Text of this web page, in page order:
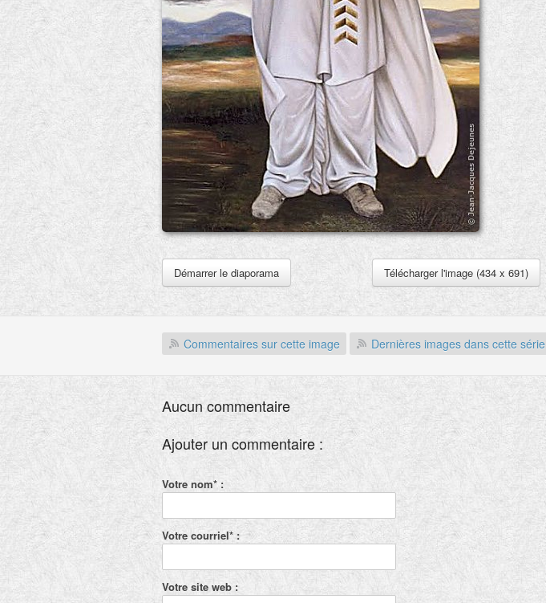
Télécharger l'image (434 x 691)
Démarrer le diaporama
Commentaires sur cette image Dernières images dans cette série
Aucun commentaire
Ajouter un commentaire :
Votre nom* :
Votre courriel* :
Votre site web :